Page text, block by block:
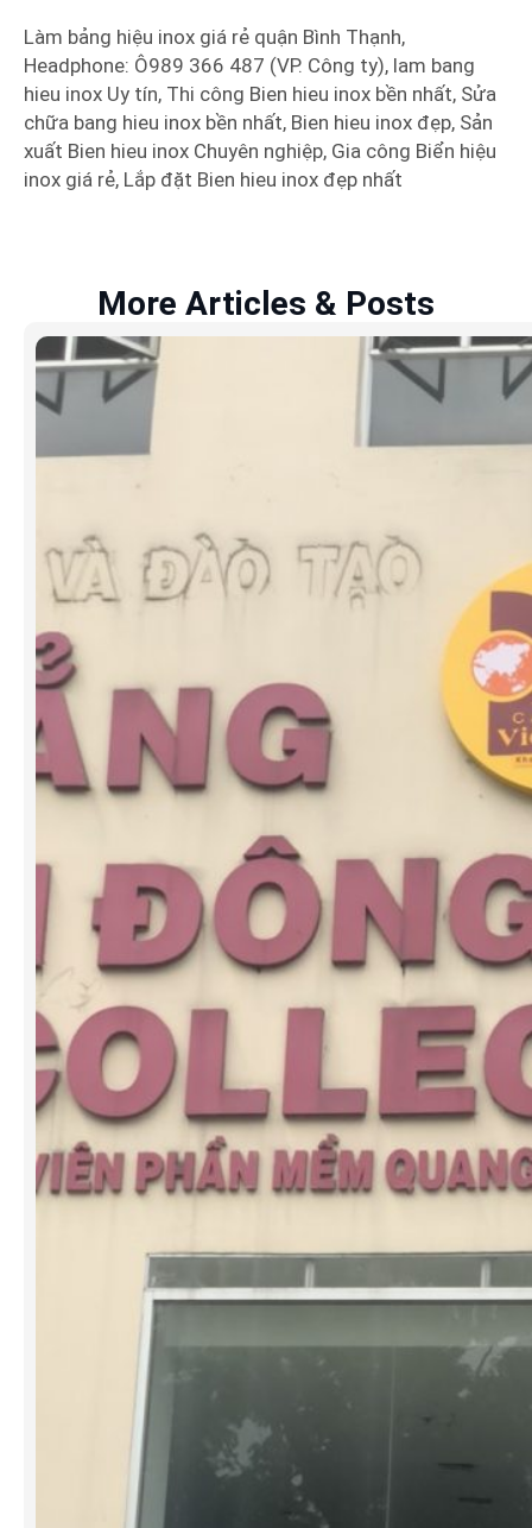
Làm bảng hiệu inox giá rẻ quận Bình Thạnh,
Headphone: Ô989 366 487 (VP. Công ty), lam bang
hieu inox Uy tín, Thi công Bien hieu inox bền nhất, Sửa
chữa bang hieu inox bền nhất, Bien hieu inox đẹp, Sản
xuất Bien hieu inox Chuyên nghiệp, Gia công Biển hiệu
inox giá rẻ, Lắp đặt Bien hieu inox đẹp nhất
More Articles & Posts